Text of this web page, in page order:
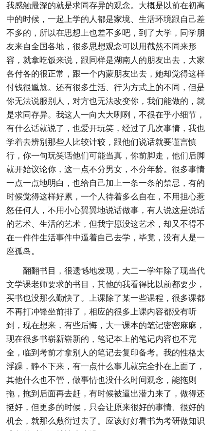
我感触最深的就是求同存异的观念。大概是以前在初高
中的时候，一起上学的人都是家境、生活环境跟自己差
不多的，所以在思想上也差不多吧，到了大学，同学朋
友来自全国各地，很多思想观念可以用截然不同来形
容，就拿吃饭来说，跟同样是湖南人的朋友出去，大家
各付各的很正常，跟一个内蒙朋友出去，她却觉得这样
付钱很尴尬。还有很多生活、行为方式上的不同，但是
你无法说服别人，对方也无法改变你，我们能做的，就
是求同存异。我这人一向大大咧咧，不很在乎小细节，
有什么话就说了，也爱开玩笑，经过了几次事情，我也
学着去辨别那些人比较计较，跟他们说话就要谨言慎
行，你一句玩笑话他们可能当真，你前脚走，他们后脚
就开始议论你，这一点不分男女，不分年龄。很多事情
一点一点地明白，也给自己加上一条一条的禁忌，有的
时候觉得这样好累，一个人待着多么自在，不用担心惹
怒任何人，不用小心翼翼地说话做事，有人说这是说话
的艺术、生活的艺术，但我宁愿没这艺术，却又不得不
在一件件生活事件中逼着自己去学，毕竟，没有人是一
座孤岛。
翻翻书目，很遗憾地发现，大二一学年除了现当代
文学课老师要求的书目，其他的我看得比以前都要少，
买书也没那么勤快了。上课除了某一些课程，很多课都
不再打冲锋坐前排了，相应的很多上课内容都没有听
到，现在想来，有些后悔，大一课本的笔记密密麻麻，
现在很多书崭新崭新的，笔记本上的笔记内容也不完
全，临到考前才拿别人的笔记去复印备考。我的性格太
浮躁，静不下来，有一点什么事儿就完全扑在上面了，
其他什么也不管，做事情也没什么时间观念，能拖则
拖，拖到后面再去赶，有时候被逼出潜力来了，做得还
挺好，但更多的时候，只会让原来很好的事情、很好的
机会，就那么敷衍过去了。应该好好看书为考研做知识